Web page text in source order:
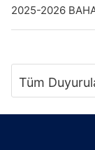
2025-2026
Tüm